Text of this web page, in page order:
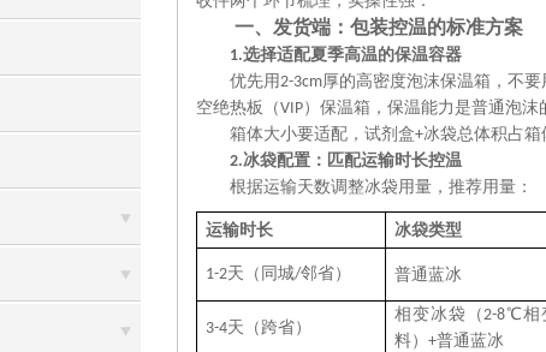
一、发货端：包装控温的标准方案
1.选择适配夏季高温的保温容器
优先用2-3cm厚的高密度泡沫保温箱‌，不
空绝热板（VIP）保温箱‌，保温能力是普通泡沫
箱体大小要适配，试剂盒+冰袋总体积占箱
2.冰袋配置：匹配运输时长控温
根据运输天数调整冰袋用量，推荐用量：
运输时长 冰袋类型
1-2天（同城/邻省） 普通蓝冰
3-4天（跨省）
相变冰袋（2-8℃相
料） +普通蓝冰